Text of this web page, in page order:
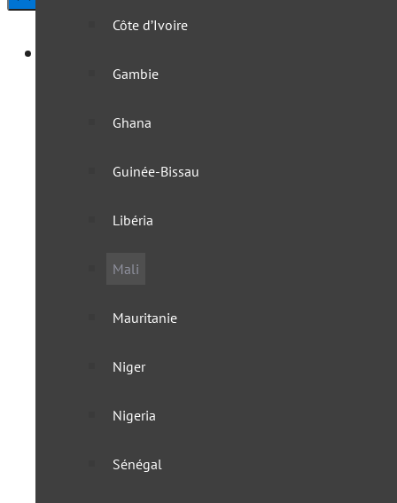
Côte d’Ivoire
Gambie
Ghana
Guinée-Bissau
Libéria
Mali
Mauritanie
Niger
Nigeria
Sénégal